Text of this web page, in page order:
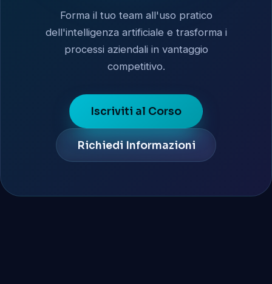
Forma il tuo team all'uso pratico
dell'intelligenza artificiale e trasforma i
processi aziendali in vantaggio
competitivo.
Iscriviti al Corso
Richiedi Informazioni